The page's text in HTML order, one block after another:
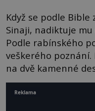
Když se podle Bible
Sinaji, nadiktuje
Podle rabínského
veškerého poznání.
na dvě kamenné
Reklama